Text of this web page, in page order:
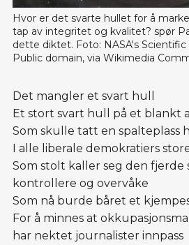
Hvor er det svarte hullet for å
tap av integritet og kvalitet? spør
dette diktet. Foto: NASA's Scientific
Public domain, via Wikimedia
Det mangler et svart hull
Et stort svart hull på et blankt
Som skulle tatt en spalteplass
I alle liberale demokratiers
Som stolt kaller seg den fjerde
kontrollere og overvåke
Som nå burde båret et
For å minnes at
har nektet journalister innpass